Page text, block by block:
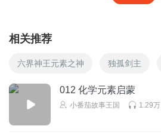
相关推荐
六界神王元素之神 独孤剑主
012 化学元素启蒙
小番茄故事王国 1.29万